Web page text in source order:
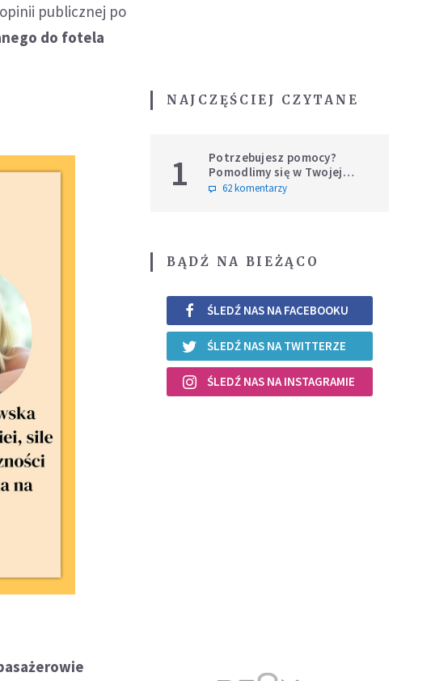
publicznej po
do fotela
NAJCZĘŚCIEJ CZYTANE
1
Potrzebujesz pomocy?
Pomodlimy się w Twojej
intencji
62 komentarzy
BĄDŹ NA BIEŻĄCO
ŚLEDŹ NAS NA FACEBOOKU
ŚLEDŹ NAS NA TWITTERZE
ŚLEDŹ NAS NA INSTAGRAMIE